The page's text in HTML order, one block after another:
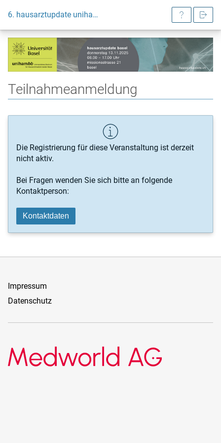
6. hausarztupdate unihambb 2025
Teilnahmeanmeldung
Die Registrierung für diese Veranstaltung ist derzeit
nicht aktiv.
Bei Fragen wenden Sie sich bitte an folgende
Kontaktperson:
Kontaktdaten
Impressum
Datenschutz
Medworld AG